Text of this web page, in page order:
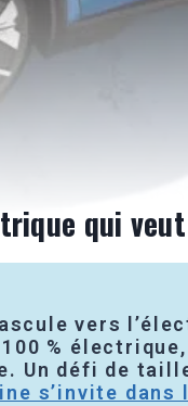
qui
vers
%
Un défi de
s’invite dans